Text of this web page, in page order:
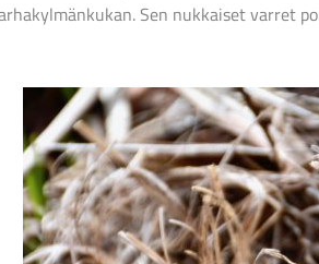
Sen nukkaiset varret